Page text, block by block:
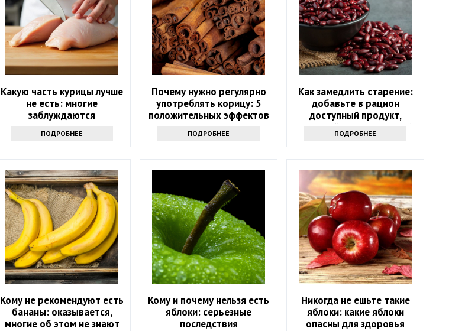
Какую часть курицы лучше
не есть: многие
заблуждаются
ПОДРОБНЕЕ
Почему нужно регулярно
употреблять корицу: 5
положительных эффектов
ПОДРОБНЕЕ
Как замедлить старение:
добавьте в рацион
доступный продукт,
который есть на каждой
кухне
ПОДРОБНЕЕ
Кому не рекомендуют есть
бананы: оказывается,
многие об этом не знают
Кому и почему нельзя есть
яблоки: серьезные
последствия
Никогда не ешьте такие
яблоки: какие яблоки
опасны для здоровья